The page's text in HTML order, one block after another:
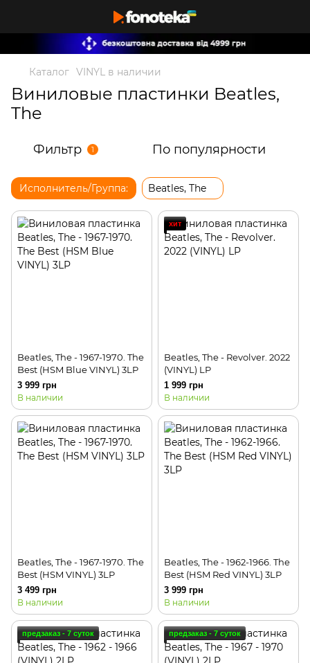
Каталог VINYL в наличии
Виниловые пластинки Beatles,
The
Фильтр 1 По популярности
Исполнитель/Группа: Beatles, The
Beatles, The - 1967-1970. The
Best (HSM Blue VINYL) 3LP
3 999 грн
В наличии
хит
Beatles, The - Revolver. 2022
(VINYL) LP
1 999 грн
В наличии
Beatles, The - 1967-1970. The
Best (HSM VINYL) 3LP
3 499 грн
В наличии
Beatles, The - 1962-1966. The
Best (HSM Red VINYL) 3LP
3 999 грн
В наличии
предзаказ - 7 суток предзаказ - 7 суток